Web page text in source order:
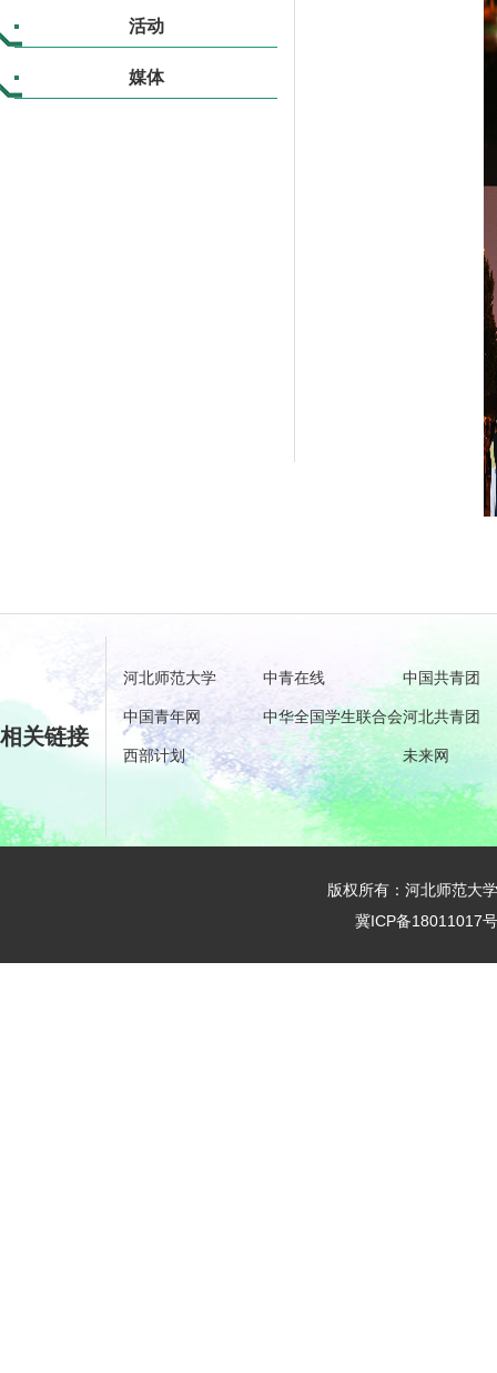
活动
媒体
相关链接
河北师范大学 中青在线 中国共青团
中国青年网 中华全国学生联合会河北共青团
西部计划 未来网
版权所有：河北师范大
冀ICP备18011017